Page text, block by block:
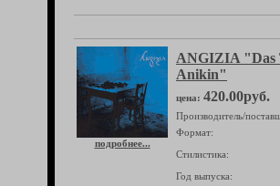
подробнее...
ANGIZIA "Das
Anikin"
цена: 420.00руб.
Производитель/
Формат:
Стилистика:
Год выпуска: